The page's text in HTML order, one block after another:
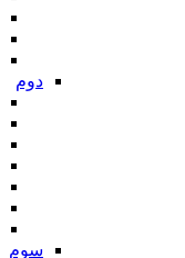
دوم
سوم